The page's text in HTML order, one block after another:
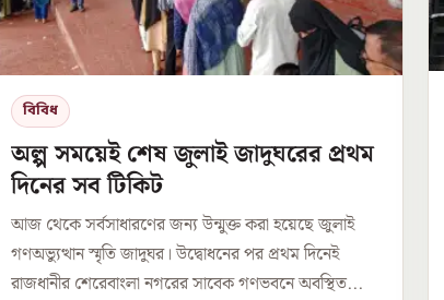
বিবিধ
অল্প সময়েই শেষ জুলাই জাদুঘরের প্রথম
দিনের সব টিকিট
আজ থেকে সর্বসাধারণের জন্য উন্মুক্ত করা হয়েছে জুলাই
গণঅভ্যুত্থান স্মৃতি জাদুঘর। উদ্বোধনের পর প্রথম দিনেই
রাজধানীর শেরেবাংলা নগরের সাবেক গণভবনে অবস্থিত...